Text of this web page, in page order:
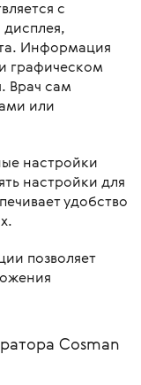
с
Информация
графическом
Врач сам
или
настройки
настройки для
удобство
позволяет
Cosman